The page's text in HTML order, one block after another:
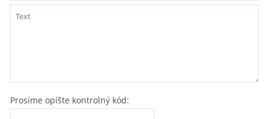
Prosíme opíšte kontrolný kód: